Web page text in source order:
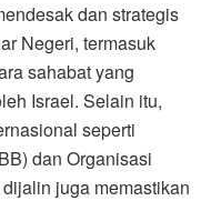
dan strategis
Negeri, termasuk
sahabat yang
Israel. Selain itu,
seperti
dan Organisasi
juga memastikan